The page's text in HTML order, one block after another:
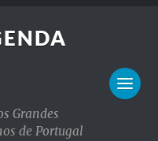
Grandes
de Portugal